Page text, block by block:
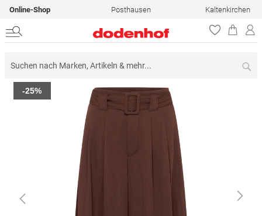
Online-Shop Posthausen Kaltenkirchen
Zum
Ende
-25%